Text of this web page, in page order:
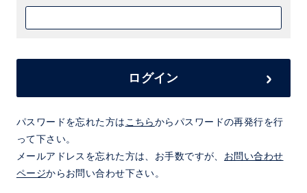
ログイン
パスワードを忘れた方は こちらからパスワードの再発行を行
って下さい。
メールアドレスを忘れた方は、お手数ですが、 お問い合わせ
ページからお問い合わせ下さい。